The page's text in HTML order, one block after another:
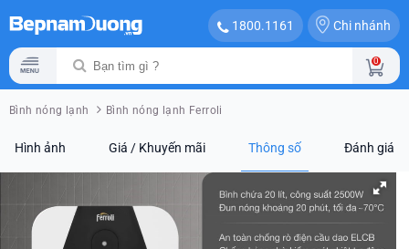
1800.1161 Chi nhánh
0
Bình nóng lạnh Bình nóng lạnh Ferroli
Hình ảnh Giá / Khuyến mãi Thông số Đánh giá